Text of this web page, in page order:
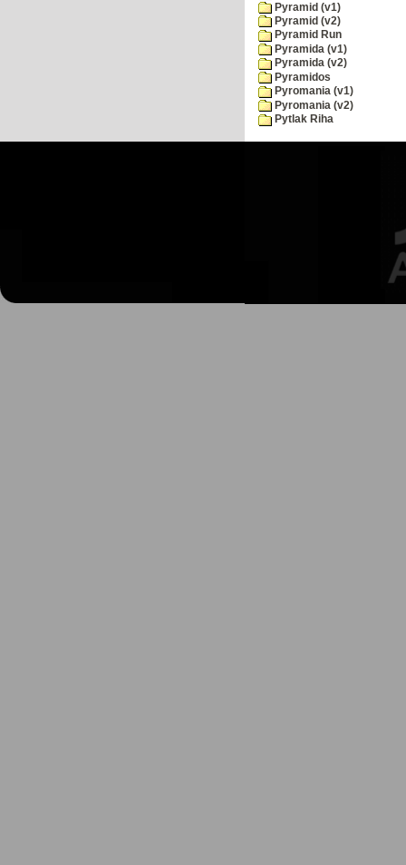
Pyramid (v1)
Pyramid (v2)
Pyramid Run
Pyramida (v1)
Pyramida (v2)
Pyramidos
Pyromania (v1)
Pyromania (v2)
Pytlak Riha